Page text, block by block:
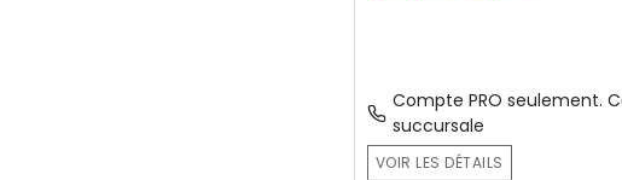
Compte PRO seulement.
succursale
VOIR LES DÉTAILS